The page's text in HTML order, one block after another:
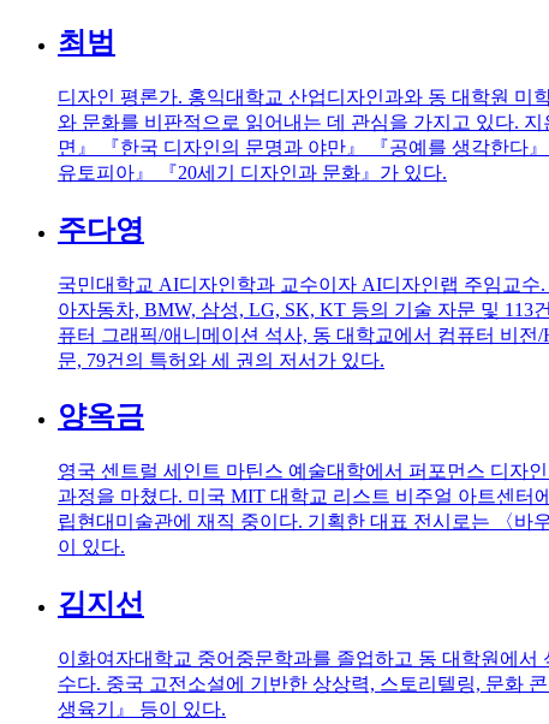
최범
디자인 평론가. 홍익대학교 산업디자인과와 동 대학원 미
와 문화를 비판적으로 읽어내는 데 관심을 가지고 있다.
면』 『한국 디자인의 문명과 야만』 『공예를 생각한다
유토피아』 『20세기 디자인과 문화』가 있다.
주다영
국민대학교 AI디자인학과 교수이자 AI디자인랩 주임교
아자동차, BMW, 삼성, LG, SK, KT 등의 기술 자문 및
퓨터 그래픽/애니메이션 석사, 동 대학교에서 컴퓨터 비
문, 79건의 특허와 세 권의 저서가 있다.
양옥금
영국 센트럴 세인트 마틴스 예술대학에서 퍼포먼스 디자
과정을 마쳤다. 미국 MIT 대학교 리스트 비주얼 아트센터
립현대미술관에 재직 중이다. 기획한 대표 전시로는 〈바
이 있다.
김지선
이화여자대학교 중어중문학과를 졸업하고 동 대학원에
수다. 중국 고전소설에 기반한 상상력, 스토리텔링, 문화
생육기』 등이 있다.